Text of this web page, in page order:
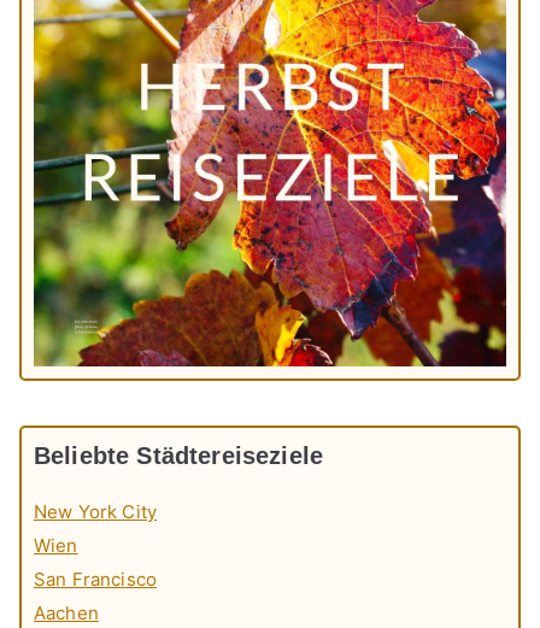
Beliebte Städtereiseziele
New York City
Wien
San Francisco
Aachen